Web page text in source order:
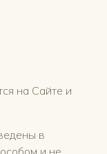
на Сайте и
в